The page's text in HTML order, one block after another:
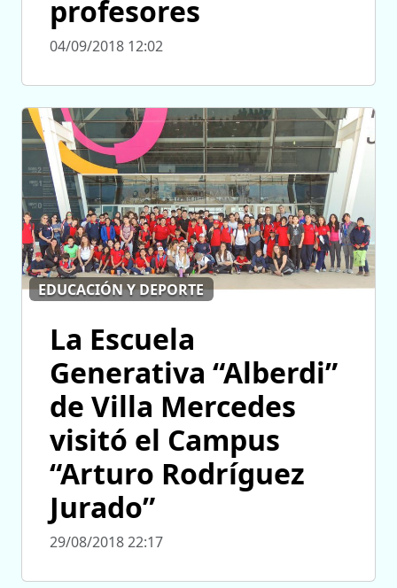
profesores
04/09/2018 12:02
EDUCACIÓN Y DEPORTE
La Escuela
Generativa “Alberdi”
de Villa Mercedes
visitó el Campus
“Arturo Rodríguez
Jurado”
29/08/2018 22:17